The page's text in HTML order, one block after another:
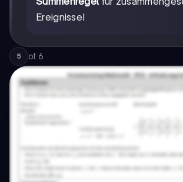
Ereignisse!
5 of 6